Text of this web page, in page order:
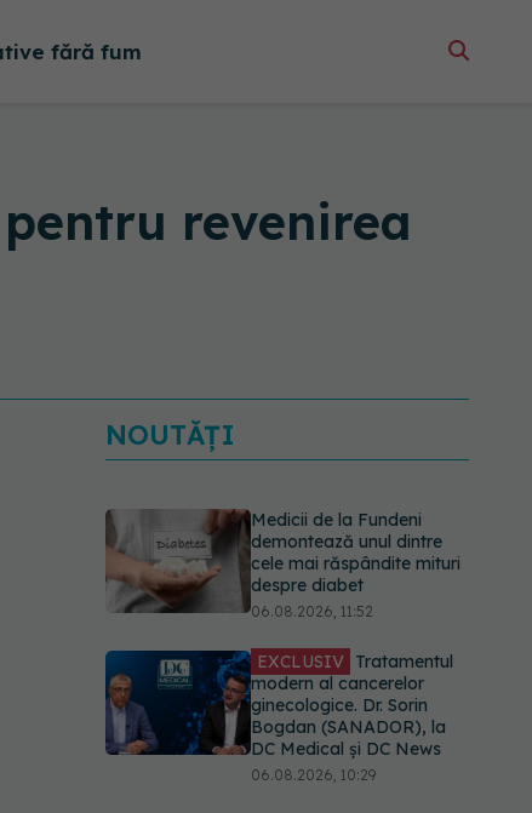
fără fum
revenirea
NOUTĂȚI
Medicii de la Fundeni
demontează unul dintre
cele mai răspândite mituri
despre diabet
06.08.2026, 11:52
EXCLUSIV Tratamentul
modern al cancerelor
ginecologice. Dr. Sorin
Bogdan (SANADOR), la
DC Medical și DC News
06.08.2026, 10:29